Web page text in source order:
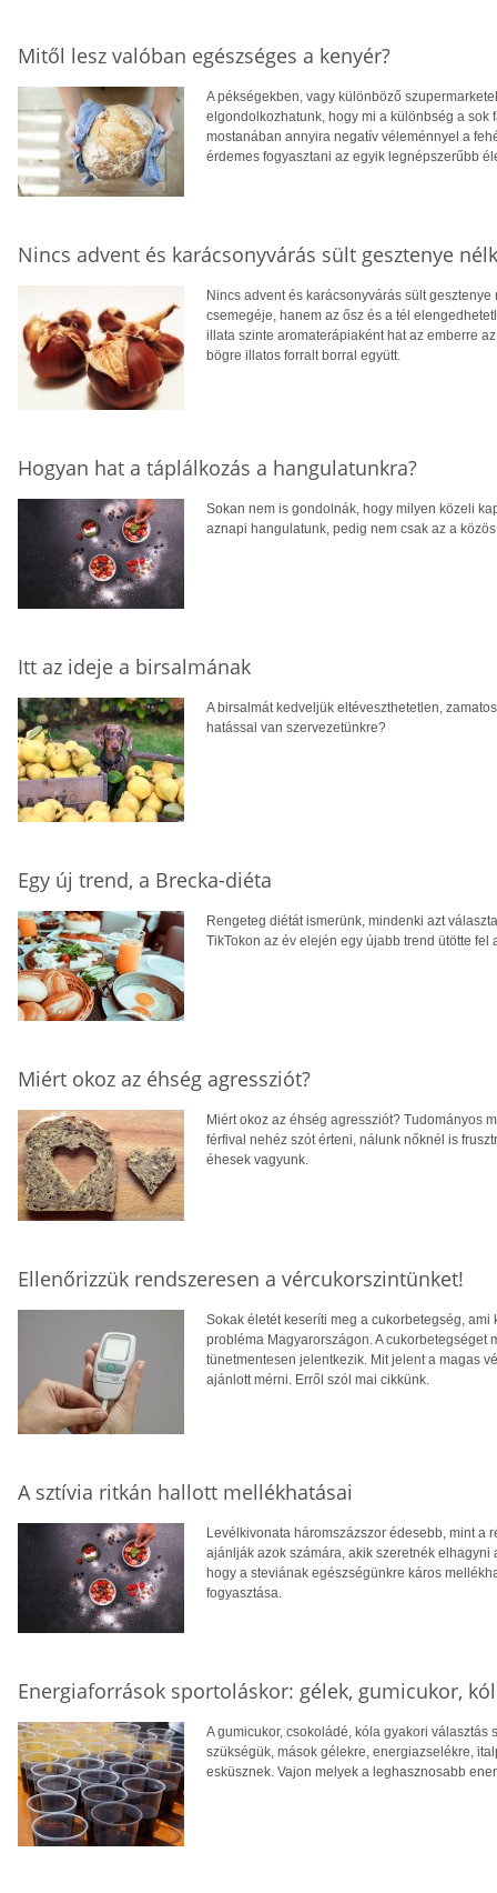
Mitől lesz valóban egészséges a kenyér?
A pékségekben, vagy különböző
elgondolkozhatunk, hogy mi a különbség a sok
mostanában annyira negatív véleménnyel a
érdemes fogyasztani az egyik legnépszerűbb
Nincs advent és karácsonyvárás sült gesztenye
Nincs advent és karácsonyvárás sült
csemegéje, hanem az ősz és a tél
illata szinte aromaterápiaként hat az emberre
bögre illatos forralt borral együtt.
Hogyan hat a táplálkozás a hangulatunkra?
Sokan nem is gondolnák, hogy milyen közeli
aznapi hangulatunk, pedig nem csak az a
Itt az ideje a birsalmának
A birsalmát kedveljük eltéveszthetetlen,
hatással van szervezetünkre?
Egy új trend, a Brecka-diéta
Rengeteg diétát ismerünk, mindenki azt
TikTokon az év elején egy újabb trend ütötte fel
Miért okoz az éhség agressziót?
Miért okoz az éhség agressziót? Tudományos
férfival nehéz szót érteni, nálunk nőknél is
éhesek vagyunk.
Ellenőrizzük rendszeresen a vércukorszintünket!
Sokak életét keseríti meg a cukorbetegség,
probléma Magyarországon. A cukorbetegséget
tünetmentesen jelentkezik. Mit jelent a magas
ajánlott mérni. Erről szól mai cikkünk.
A sztívia ritkán hallott mellékhatásai
Levélkivonata háromszázszor édesebb, mint a
ajánlják azok számára, akik szeretnék
hogy a steviának egészségünkre káros
fogyasztása.
Energiaforrások sportoláskor: gélek, gumicukor,
A gumicukor, csokoládé, kóla gyakori
szükségük, mások gélekre, energiazselékre,
esküsznek. Vajon melyek a leghasznosabb